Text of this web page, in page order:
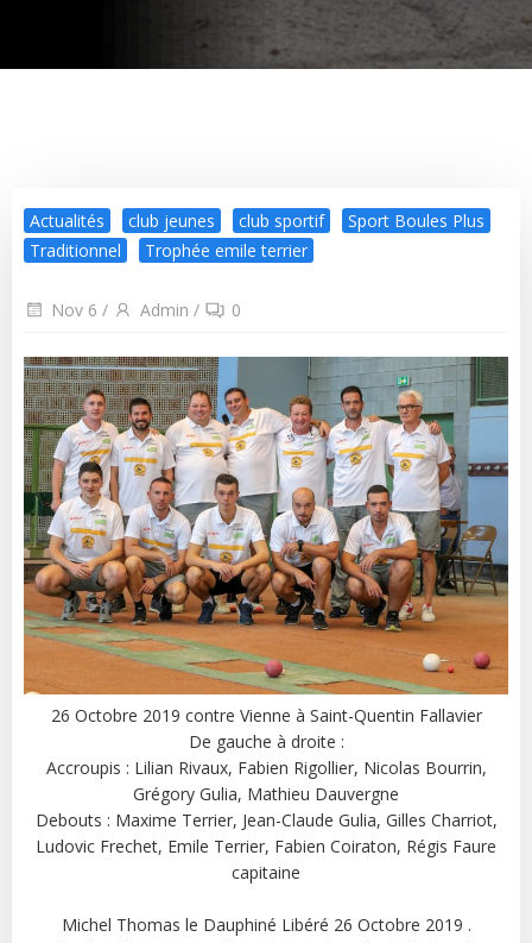
Actualités club jeunes club sportif
Sport Boules Plus
Traditionnel
Trophée emile terrier
Nov 6 / Admin / 0
26 Octobre 2019 contre Vienne à Saint-Quentin Fallavier
De gauche à droite :
Accroupis : Lilian Rivaux, Fabien Rigollier, Nicolas Bourrin,
Grégory Gulia, Mathieu Dauvergne
Debouts : Maxime Terrier, Jean-Claude Gulia, Gilles Charriot,
Ludovic Frechet, Emile Terrier, Fabien Coiraton, Régis Faure
capitaine
Michel Thomas le Dauphiné Libéré 26 Octobre 2019 .